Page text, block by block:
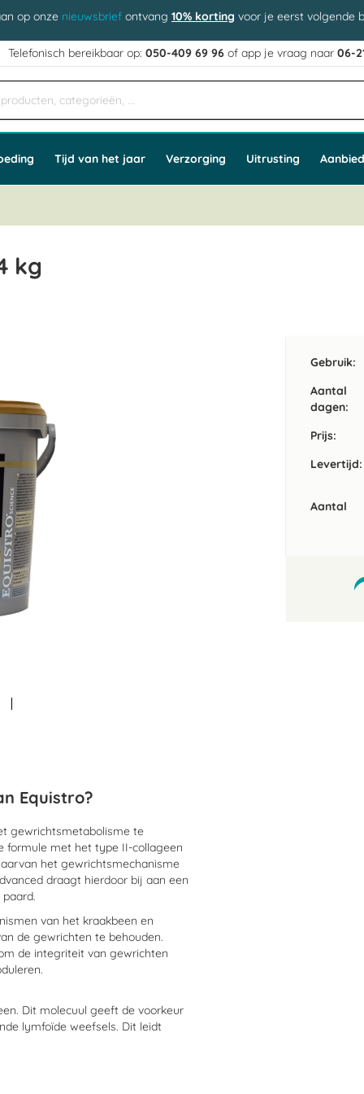
op onze nieuwsbrief ontvang 10% korting voor je eerst volgende
Telefonisch bereikbaar op:050-409 69 96 of app je vraag naar06-
Tijd van het jaar Verzorging Uitrusting
kg
Gebruik:
Aantal
dagen:
Prijs:
Levertijd:
Aantal
Equistro?
gewrichtsmetabolisme te
formule met het type II-collageen
het gewrichtsmechanisme
draagt hierdoor bij aan een
van het kraakbeen en
de gewrichten te behouden.
de integriteit van gewrichten
Dit molecuul geeft de voorkeur
lymfoïde weefsels. Dit leidt
aanval van gewrichtskraakbeen via